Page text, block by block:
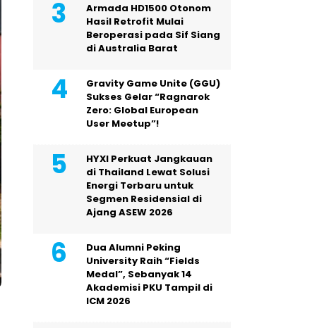
Armada HD1500 Otonom
Hasil Retrofit Mulai
Beroperasi pada Sif Siang
di Australia Barat
Gravity Game Unite (GGU)
Sukses Gelar “Ragnarok
Zero: Global European
User Meetup”!
HYXI Perkuat Jangkauan
di Thailand Lewat Solusi
Energi Terbaru untuk
Segmen Residensial di
Ajang ASEW 2026
Dua Alumni Peking
University Raih “Fields
Medal”, Sebanyak 14
Akademisi PKU Tampil di
ICM 2026